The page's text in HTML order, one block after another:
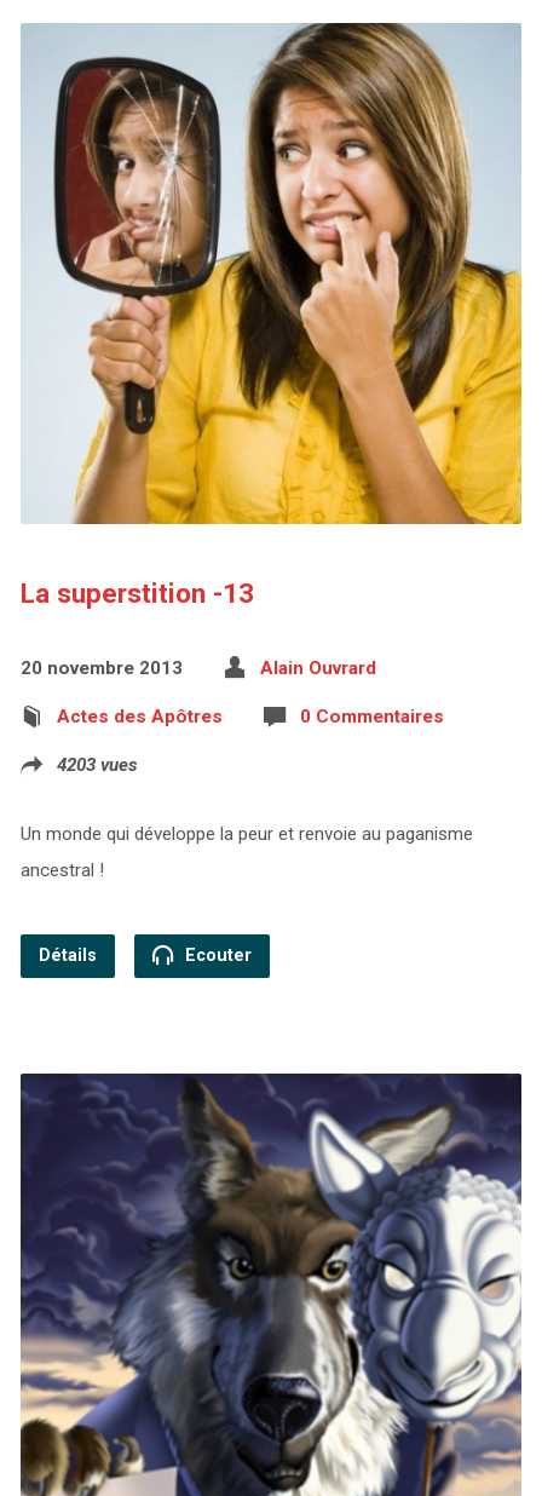
La superstition -13
20 novembre 2013 Alain Ouvrard
Actes des Apôtres 0 Commentaires
4203 vues
Un monde qui développe la peur et renvoie au paganisme
ancestral !
Détails Ecouter